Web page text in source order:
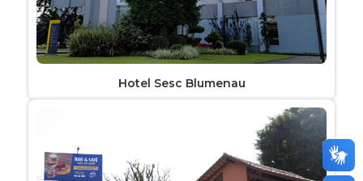
Hotel Sesc Blumenau